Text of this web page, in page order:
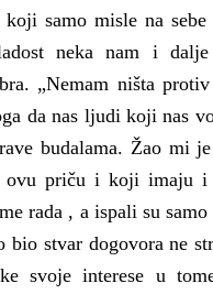
samo misle na
neka nam i
„Nemam ništa
da nas ljudi koji nas
budalama. Žao mi
ovu priču i koji imaju i
rada , a ispali su
bio stvar dogovora ne
svoje interese u